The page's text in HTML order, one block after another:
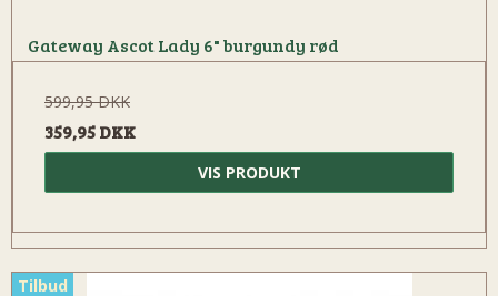
Gateway Ascot Lady 6" burgundy rød
599,95 DKK
359,95 DKK
VIS PRODUKT
Tilbud